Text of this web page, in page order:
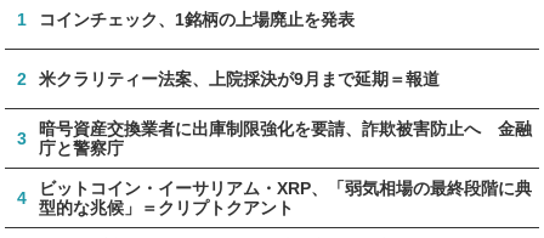
1 コインチェック、1銘柄の上場廃止を発表
2 米クラリティー法案、上院採決が9月まで延期＝報道
3
暗号資産交換業者に出庫制限強化を要請、詐欺被害防止へ 金融
庁と警察庁
4
ビットコイン・イーサリアム・XRP、「弱気相場の最終段階に典
型的な兆候」＝クリプトクアント